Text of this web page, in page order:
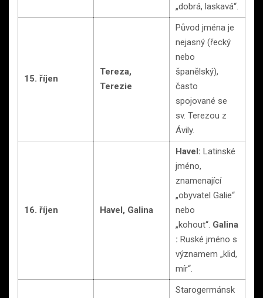
„dobrá, laskavá“.
15. říjen
Tereza,
Terezie
Původ jména je
nejasný (řecký
nebo
španělský),
často
spojované se
sv. Terezou z
Ávily.
16. říjen Havel, Galina
Havel: Latinské
jméno,
znamenající
„obyvatel Galie“
nebo
„kohout“. Galina
: Ruské jméno s
významem „klid,
mír“.
Starogermánsk